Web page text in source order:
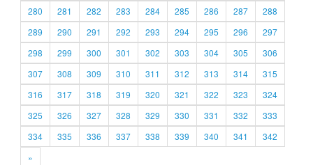
280
281 282 283 284 285 286 287
288
289
290 291 292 293 294 295 296
297
298
299 300 301 302 303 304 305
306
307
308 309 310 311 312 313 314
315
316
317 318 319 320 321 322 323
324
325
326 327 328 329 330 331 332
333
334
335 336 337 338 339 340 341
342
»